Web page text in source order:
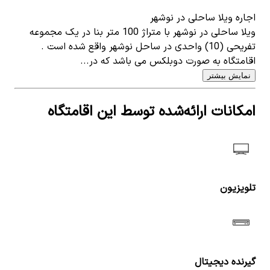
اجاره ویلا ساحلی در نوشهر
ویلا ساحلی در نوشهر با متراژ 100 متر بنا در یک مجموعه
تفریحی (10) واحدی در ساحل نوشهر واقع شده است .
اقامتگاه به صورت دوبلکس می باشد که در...
نمایش بیشتر
امکانات ارائه‌شده توسط این اقامتگاه
تلویزیون
گیرنده دیجیتال